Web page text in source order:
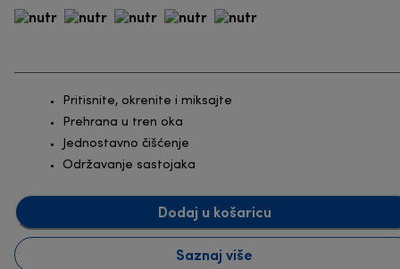
Pritisnite, okrenite i miksajte
Prehrana u tren oka
Jednostavno čišćenje
Održavanje sastojaka
Dodaj u košaricu
Saznaj više